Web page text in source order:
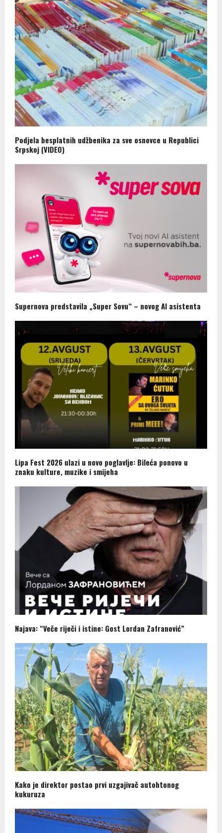
Podjela besplatnih udžbenika za sve osnovce u Republici
Srpskoj (VIDEO)
Supernova predstavila „Super Sovu“ – novog AI asistenta
Lipa Fest 2026 ulazi u novo poglavlje: Bileća ponovo u
znaku kulture, muzike i smijeha
Najava: “Veče riječi i istine: Gost Lordan Zafranović”
Kako je direktor postao prvi uzgajivač autohtonog
kukuruza